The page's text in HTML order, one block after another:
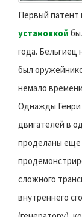
Первый патент
установкой
года. Бельгиец
был
немало
Однажды
двигателей в
проделаны еще
сложного
внутреннего